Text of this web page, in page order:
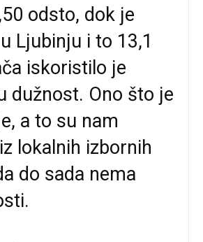
odsto, dok je
Ljubinju i to 13,1
iskoristilo je
dužnost. Ono što je
a to su nam
lokalnih izbornih
do sada nema